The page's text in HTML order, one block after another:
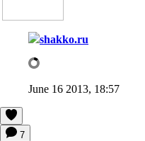
shakko.ru
June 16 2013, 18:57
7